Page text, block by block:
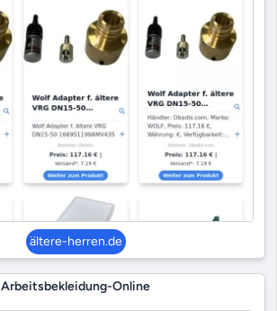
ältere-herren.de
Arbeitsbekleidung-Online